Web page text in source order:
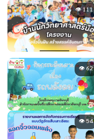
👁 111
👁 62
👁 54